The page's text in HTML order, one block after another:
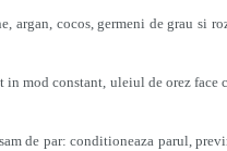
cocos, germeni de grau si
mod constant, uleiul de orez face
de par: conditioneaza parul,